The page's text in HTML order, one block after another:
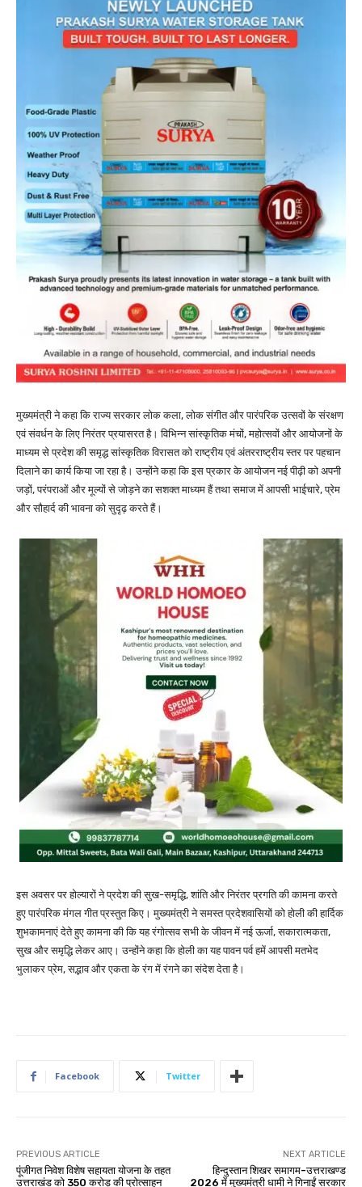
मुख्यमंत्री ने कहा कि राज्य सरकार लोक कला, लोक संगीत और पारंपरिक उत्सवों के संरक्षण
एवं संवर्धन के लिए निरंतर प्रयासरत है। विभिन्न सांस्कृतिक मंचों, महोत्सवों और आयोजनों के
माध्यम से प्रदेश की समृद्ध सांस्कृतिक विरासत को राष्ट्रीय एवं अंतरराष्ट्रीय स्तर पर पहचान
दिलाने का कार्य किया जा रहा है। उन्होंने कहा कि इस प्रकार के आयोजन नई पीढ़ी को अपनी
जड़ों, परंपराओं और मूल्यों से जोड़ने का सशक्त माध्यम हैं तथा समाज में आपसी भाईचारे, प्रेम
और सौहार्द की भावना को सुदृढ़ करते हैं।
इस अवसर पर होल्यारों ने प्रदेश की सुख-समृद्धि, शांति और निरंतर प्रगति की कामना करते
हुए पारंपरिक मंगल गीत प्रस्तुत किए। मुख्यमंत्री ने समस्त प्रदेशवासियों को होली की हार्दिक
शुभकामनाएं देते हुए कामना की कि यह रंगोत्सव सभी के जीवन में नई ऊर्जा, सकारात्मकता,
सुख और समृद्धि लेकर आए। उन्होंने कहा कि होली का यह पावन पर्व हमें आपसी मतभेद
भुलाकर प्रेम, सद्भाव और एकता के रंग में रंगने का संदेश देता है।
Facebook Twitter
PREVIOUS ARTICLE
पूंजीगत निवेश विशेष सहायता योजना के तहत
उत्तराखंड को 350 करोड़ की प्रोत्साहन
NEXT ARTICLE
हिन्दुस्तान शिखर समागम-उत्तराखण्ड
2026 में मुख्यमंत्री धामी ने गिनाईं सरकार